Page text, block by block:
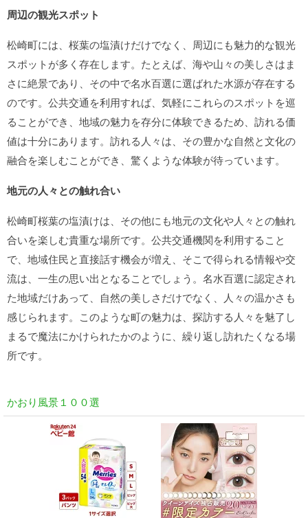
周辺の観光スポット
松崎町には、桜葉の塩漬けだけでなく、周辺にも魅力的な観光
スポットが多く存在します。たとえば、海や山々の美しさはま
さに絶景であり、その中で名水百選に選ばれた水源が存在する
のです。公共交通を利用すれば、気軽にこれらのスポットを巡
ることができ、地域の魅力を存分に体験できるため、訪れる価
値は十分にあります。訪れる人々は、その豊かな自然と文化の
融合を楽しむことができ、驚くような体験が待っています。
地元の人々との触れ合い
松崎町桜葉の塩漬けは、その他にも地元の文化や人々との触れ
合いを楽しむ貴重な場所です。公共交通機関を利用すること
で、地域住民と直接話す機会が増え、そこで得られる情報や交
流は、一生の思い出となることでしょう。名水百選に認定され
た地域だけあって、自然の美しさだけでなく、人々の温かさも
感じられます。このような町の魅力は、探訪する人々を魅了し
まるで魔法にかけられたかのように、繰り返し訪れたくなる場
所です。
かおり風景１００選